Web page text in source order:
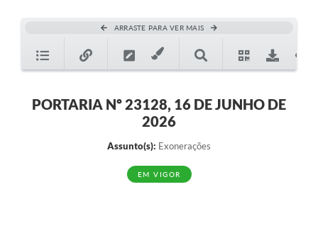
ARRASTE PARA VER MAIS
PORTARIA Nº 23128, 16 DE JUNHO DE
2026
Assunto(s): Exonerações
EM VIGOR